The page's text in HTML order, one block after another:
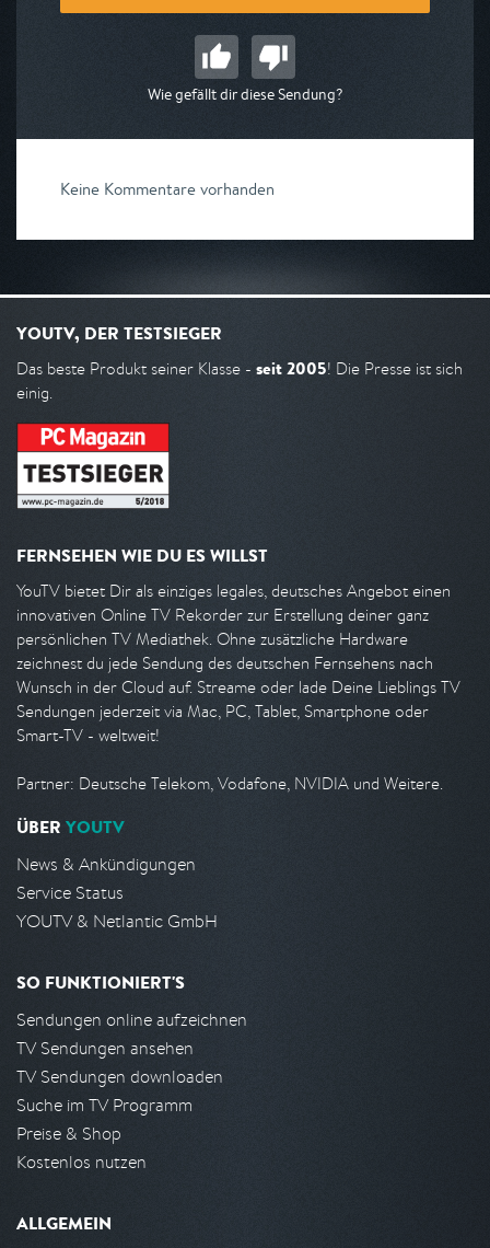
Wie gefällt dir diese Sendung?
Keine Kommentare vorhanden
YOUTV, DER TESTSIEGER
Das beste Produkt seiner Klasse - seit 2005! Die Presse ist sich
einig.
FERNSEHEN WIE DU ES WILLST
YouTV bietet Dir als einziges legales, deutsches Angebot einen
innovativen Online TV Rekorder zur Erstellung deiner ganz
persönlichen TV Mediathek. Ohne zusätzliche Hardware
zeichnest du jede Sendung des deutschen Fernsehens nach
Wunsch in der Cloud auf. Streame oder lade Deine Lieblings TV
Sendungen jederzeit via Mac, PC, Tablet, Smartphone oder
Smart-TV - weltweit!
Partner: Deutsche Telekom, Vodafone, NVIDIA und Weitere.
ÜBER YOUTV
News & Ankündigungen
Service Status
YOUTV & Netlantic GmbH
SO FUNKTIONIERT'S
Sendungen online aufzeichnen
TV Sendungen ansehen
TV Sendungen downloaden
Suche im TV Programm
Preise & Shop
Kostenlos nutzen
ALLGEMEIN